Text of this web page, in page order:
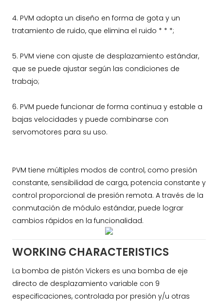
4. PVM adopta un diseño en forma de gota y un
tratamiento de ruido, que elimina el ruido * * *;
5. PVM viene con ajuste de desplazamiento estándar,
que se puede ajustar según las condiciones de
trabajo;
6. PVM puede funcionar de forma continua y estable a
bajas velocidades y puede combinarse con
servomotores para su uso.
PVM tiene múltiples modos de control, como presión
constante, sensibilidad de carga, potencia constante y
control proporcional de presión remota. A través de la
conmutación de módulo estándar, puede lograr
cambios rápidos en la funcionalidad.
WORKING CHARACTERISTICS
La bomba de pistón Vickers es una bomba de eje
directo de desplazamiento variable con 9
especificaciones, controlada por presión y/u otras